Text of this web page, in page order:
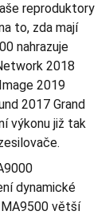
reproduktory
to, zda mají
nahrazuje
2018
2019
2017 Grand
výkonu již tak
dynamické
MA9500 větší